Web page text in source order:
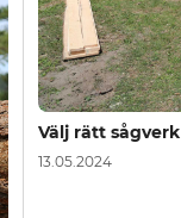
Välj rätt sågverk
13.05.2024